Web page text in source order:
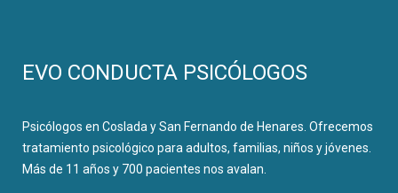
EVO CONDUCTA PSICÓLOGOS
Psicólogos en Coslada y San Fernando de Henares. Ofrecemos
tratamiento psicológico para adultos, familias, niños y jóvenes.
Más de 11 años y 700 pacientes nos avalan.